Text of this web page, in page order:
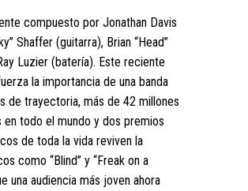
compuesto por Jonathan Davis
Shaffer (guitarra), Brian “Head”
Luzier (batería). Este reciente
la importancia de una banda
de trayectoria, más de 42 millones
todo el mundo y dos premios
de toda la vida reviven la
como “Blind” y “Freak on a
una audiencia más joven ahora